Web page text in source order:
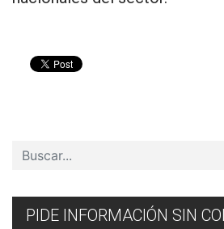
PIDE INFORMACIÓN SIN